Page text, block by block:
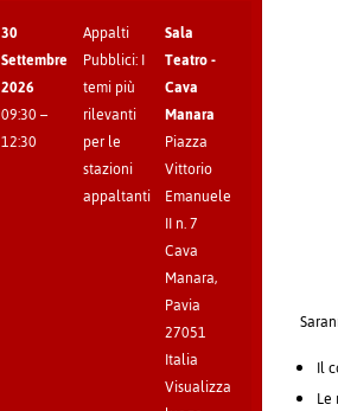
30
Settembre
2026
09:30–
12:30
Appalti
Pubblici: I
temi più
rilevanti
per le
stazioni
appaltanti
Sala
Teatro -
Cava
Manara
Piazza
Vittorio
Emanuele
II n. 7
Cava
Manara,
Pavia
27051
Italia
Visualizza
Il